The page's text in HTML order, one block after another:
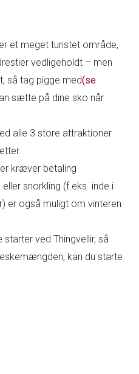
et meget turistet område,
vedligeholdt – men
så tag pigge med(se
sætte på dine sko når
alle 3 store attraktioner
kræver betaling
snorkling (f.eks. inde i
er også muligt om vinteren
ved Thingvellir, så
kan du starte